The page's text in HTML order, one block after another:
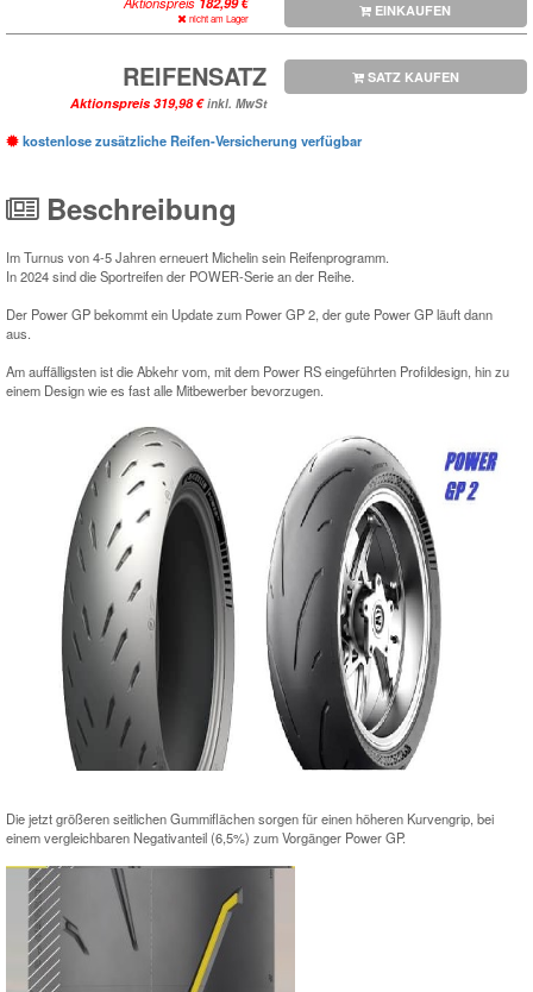
nicht am Lager EINKAUFEN
REIFENSATZ
Aktionspreis inkl. MwSt
SATZ KAUFEN
kostenlose zusätzliche Reifen-Versicherung verfügbar
Beschreibung
Im Turnus von 4-5 Jahren erneuert Michelin sein Reifenprogramm.
In 2024 sind die Sportreifen der POWER-Serie an der Reihe.
Der Power GP bekommt ein Update zum Power GP 2, der gute Power GP läuft dann
aus.
Am auffälligsten ist die Abkehr vom, mit dem Power RS eingeführten Profildesign, hin zu
einem Design wie es fast alle Mitbewerber bevorzugen.
Die jetzt größeren seitlichen Gummiflächen sorgen für einen höheren Kurvengrip, bei
einem vergleichbaren Negativanteil (6,5%) zum Vorgänger Power GP.